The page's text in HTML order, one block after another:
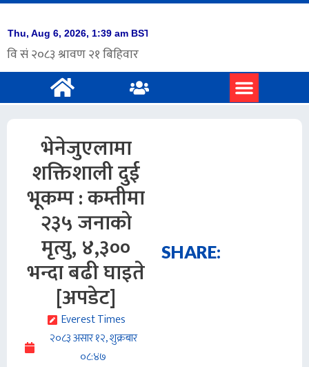
भेनेजुएलामा
शक्तिशाली दुई
भूकम्प : कम्तीमा
२३५ जनाको
मृत्यु, ४,३००
भन्दा बढी घाइते
[अपडेट]
Everest Times
२०८३ असार १२, शुक्रबार
०८:४७
SHARE: